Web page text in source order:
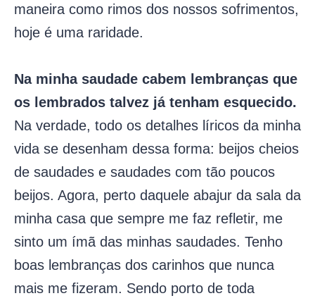
maneira como rimos dos nossos sofrimentos,
hoje é uma raridade.
Na minha saudade cabem lembranças que
os lembrados talvez já tenham esquecido.
Na verdade, todo os detalhes líricos da minha
vida se desenham dessa forma: beijos cheios
de saudades e saudades com tão poucos
beijos. Agora, perto daquele abajur da sala da
minha casa que sempre me faz refletir, me
sinto um ímã das minhas saudades. Tenho
boas lembranças dos carinhos que nunca
mais me fizeram. Sendo porto de toda